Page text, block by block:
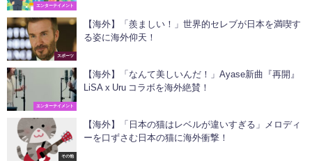
エンターテイメント
スポーツ
【海外】「羨ましい！」世界的セレブが日本を満喫す
る姿に海外仰天！
エンターテイメント
【海外】「なんて美しいんだ！」Ayase新曲『再開』
LiSA x Uru コラボを海外絶賛！
その他
【海外】「日本の猫はレベルが違いすぎる」メロディ
ーを口ずさむ日本の猫に海外衝撃！